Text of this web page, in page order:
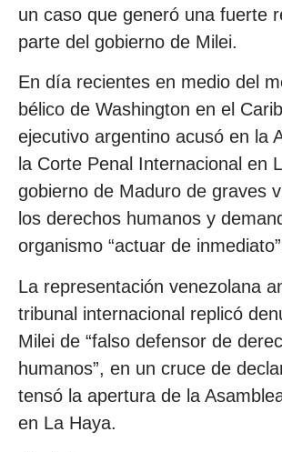
un caso que generó una fuerte
parte del gobierno de Milei.
En día recientes en medio del
bélico de Washington en el
ejecutivo argentino acusó en la
la Corte Penal Internacional en
gobierno de Maduro de graves
los derechos humanos y
organismo “actuar de
La representación venezolana
tribunal internacional replicó
Milei de “falso defensor de
humanos”, en un cruce de
tensó la apertura de la
en La Haya.